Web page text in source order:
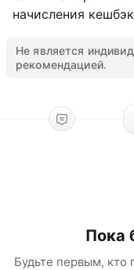
начисления
Не является
рекомендацией.
Пока
Будьте первым, кто